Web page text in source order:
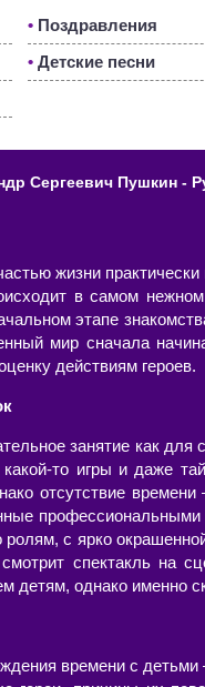
• Поздравления
• Детские песни
Сергеевич Пушкин -
жизни
в самом
этапе
мир сначала
действиям героев.
занятие как
то игры и даже
отсутствие
ролям, с ярко
спектакль на
детям, однако именно
времени с детьми